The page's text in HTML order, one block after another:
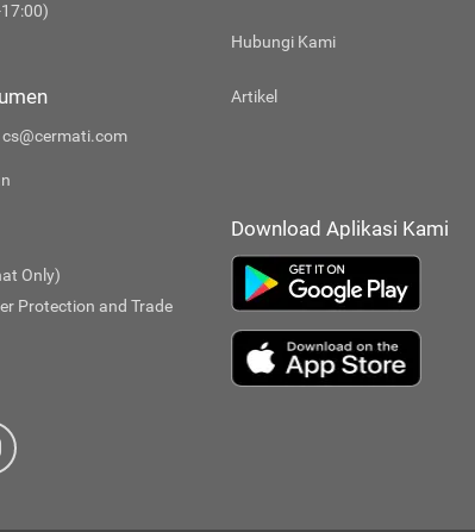
Only)
Protection and Trade
Hubungi Kami
Artikel
Download Aplikasi Kami